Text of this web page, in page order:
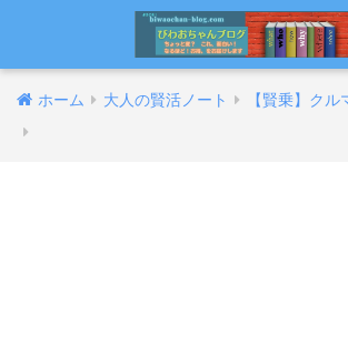
ホーム 大人の賢活ノート 【賢乗】ク